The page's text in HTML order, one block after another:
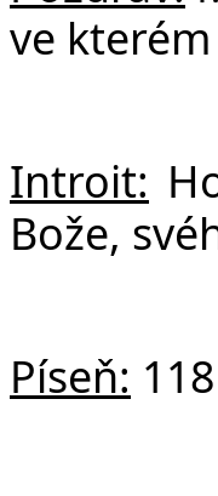
ve
Introit:
Bože,
Píseň: